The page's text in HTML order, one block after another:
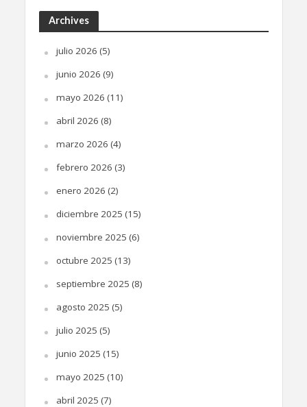
Archives
julio 2026 (5)
junio 2026 (9)
mayo 2026 (11)
abril 2026 (8)
marzo 2026 (4)
febrero 2026 (3)
enero 2026 (2)
diciembre 2025 (15)
noviembre 2025 (6)
octubre 2025 (13)
septiembre 2025 (8)
agosto 2025 (5)
julio 2025 (5)
junio 2025 (15)
mayo 2025 (10)
abril 2025 (7)